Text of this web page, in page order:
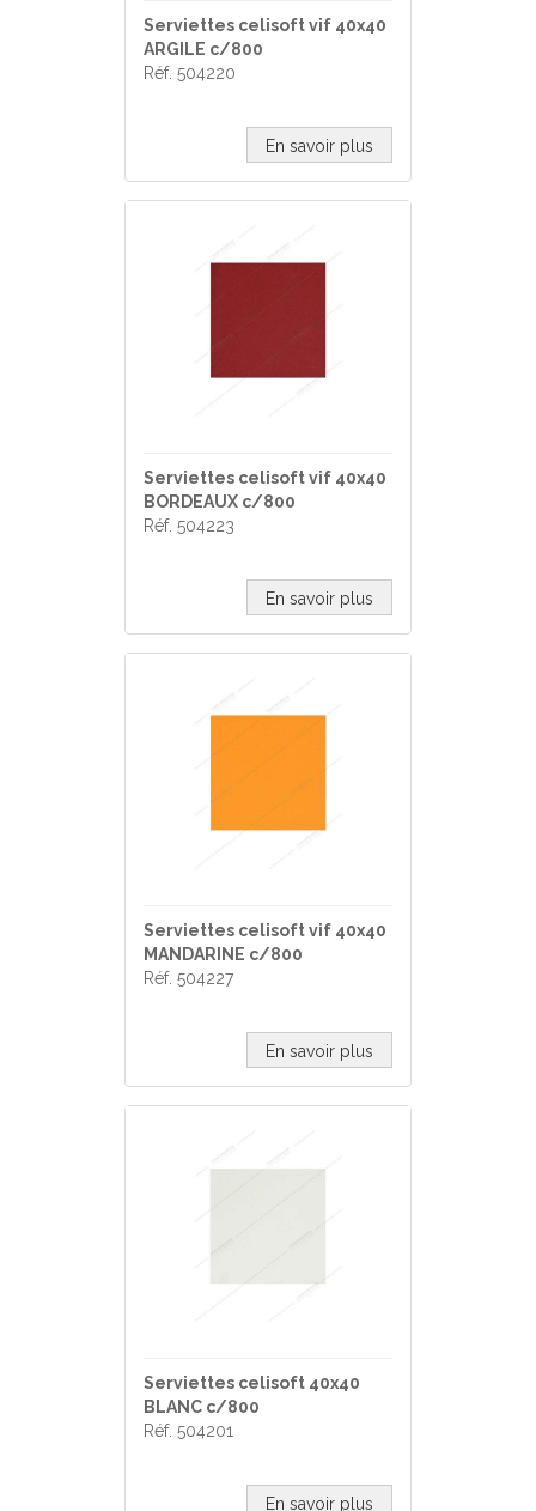
Serviettes celisoft vif 40x40
ARGILE c/800
Réf. 504220
En savoir plus
Serviettes celisoft vif 40x40
BORDEAUX c/800
Réf. 504223
En savoir plus
Serviettes celisoft vif 40x40
MANDARINE c/800
Réf. 504227
En savoir plus
Serviettes celisoft 40x40
BLANC c/800
Réf. 504201
En savoir plus